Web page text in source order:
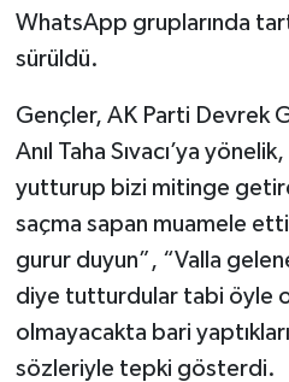
WhatsApp gruplarında
sürüldü.
Gençler, AK Parti Devrek
Anıl Taha Sıvacı’ya
yutturup bizi mitinge
saçma sapan muamele
gurur duyun”, “Valla
diye tutturdular tabi öyle
olmayacakta bari
sözleriyle tepki gösterdi.